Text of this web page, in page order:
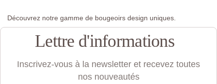
Découvrez notre gamme de bougeoirs design uniques.
Lettre d'informations
Inscrivez-vous à la newsletter et recevez toutes
nos nouveautés